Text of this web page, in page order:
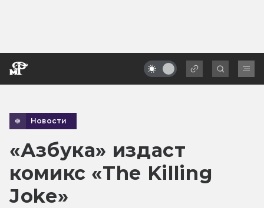
Новости
«Азбука» издаст
комикс «The Killing
Joke»